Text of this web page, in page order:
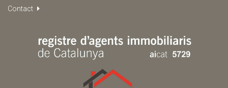
Contact